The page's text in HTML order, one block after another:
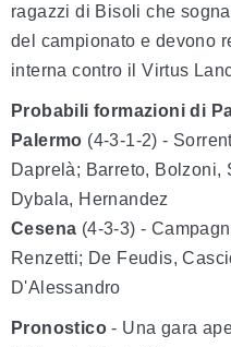
ragazzi di Bisoli che
del campionato e devono
interna contro il Virtus
Probabili formazioni di
Palermo (4-3-1-2) -
Daprelà; Barreto, Bolzoni,
Dybala, Hernandez
Cesena (4-3-3) -
Renzetti; De Feudis,
D'Alessandro
Pronostico - Una gara